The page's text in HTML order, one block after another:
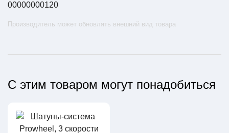
00000000120
Производитель может обновлять внешний вид товара
С этим товаром могут понадобиться